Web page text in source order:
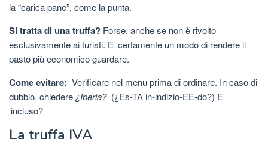
la “carica pane”, come la punta.
Si tratta di una truffa? Forse, anche se non è rivolto
esclusivamente ai turisti. E ‘certamente un modo di rendere il
pasto più economico guardare.
Come evitare: Verificare nel menu prima di ordinare. In caso di
dubbio, chiedere ¿Iberia? (¿Es-TA in-indizio-EE-do?) E
‘incluso?
La truffa IVA